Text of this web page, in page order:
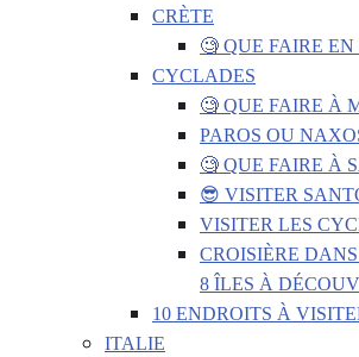
CRÈTE
🧐 QUE FAIRE EN
CYCLADES
🧐 QUE FAIRE À
PAROS OU
🧐 QUE FAIRE À
😎 VISITER
VISITER LES
CROISIÈRE
8 ÎLES À
10 ENDROITS À
ITALIE